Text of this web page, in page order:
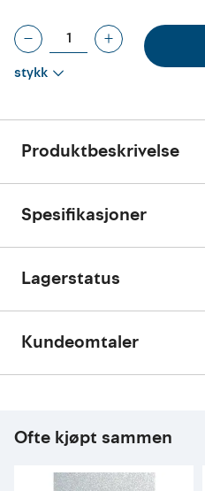
stykk
Produktbeskrivelse
Spesifikasjoner
Lagerstatus
Kundeomtaler
Ofte kjøpt sammen